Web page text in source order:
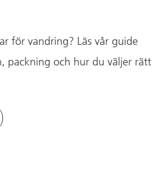
för vandring? Läs vår guide
packning och hur du väljer rätt